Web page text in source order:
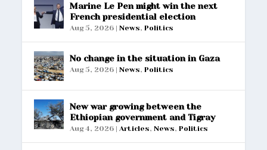
Marine Le Pen might win the next
French presidential election
Aug 5, 2026 |News,Politics
No change in the situation in Gaza
Aug 5, 2026 |News,Politics
New war growing between the
Ethiopian government and Tigray
Aug 4, 2026 |Articles,News,Politics